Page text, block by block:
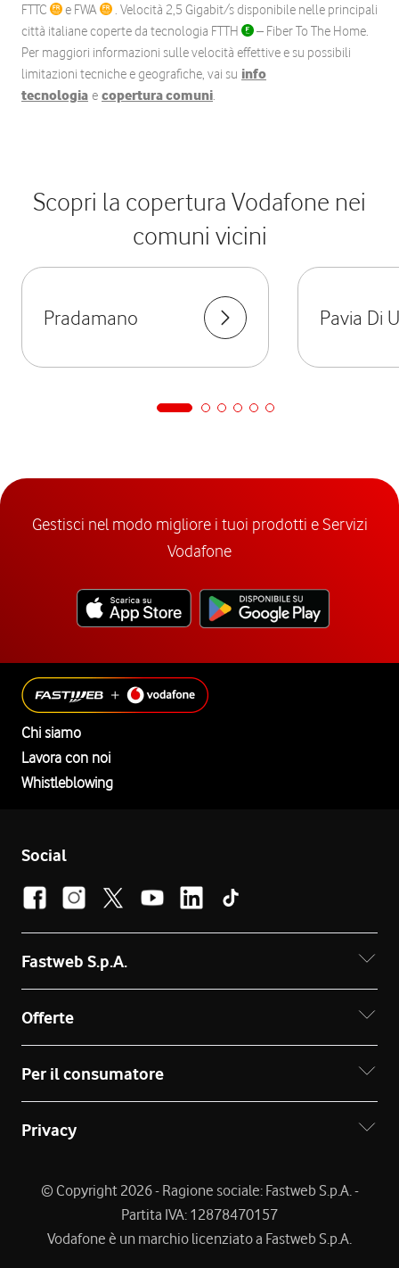
FTTC
e FWA
. Velocità 2,5 Gigabit/s disponibile nelle principali
città italiane coperte da tecnologia FTTH
– Fiber To The Home.
Per maggiori informazioni sulle velocità effettive e su possibili
limitazioni tecniche e geografiche, vai su info
tecnologia e copertura comuni.
Scopri la copertura Vodafone nei
comuni vicini
Pradamano Pavia Di
Gestisci nel modo migliore i tuoi prodotti e Servizi
Vodafone
Chi siamo
Lavora con noi
Whistleblowing
Social
Fastweb S.p.A.
Offerte
Per il consumatore
Privacy
© Copyright 2026 - Ragione sociale: Fastweb S.p.A. -
Partita IVA: 12878470157
Vodafone è un marchio licenziato a Fastweb S.p.A.